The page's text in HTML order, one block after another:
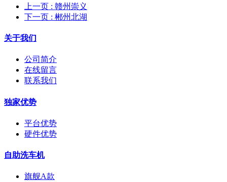
上一页 : 赣州崇义
下一页 : 郴州北湖
关于我们
公司简介
在线留言
联系我们
独家优势
平台优势
硬件优势
自助洗车机
旗舰A款